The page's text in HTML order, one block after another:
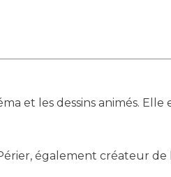
les dessins animés. Elle
également créateur de